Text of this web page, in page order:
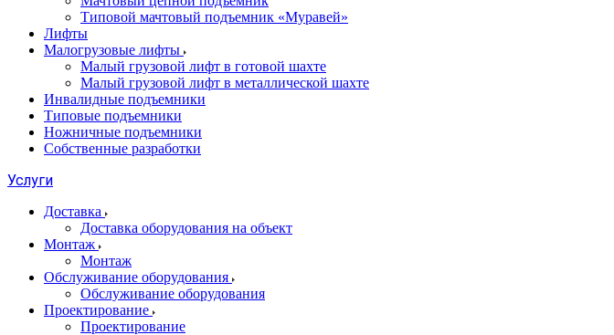
Типовой мачтовый подъемник «Муравей»
Лифты
Малогрузовые лифты
Малый грузовой лифт в готовой шахте
Малый грузовой лифт в металлической шахте
Инвалидные подъемники
Типовые подъемники
Ножничные подъемники
Собственные разработки
Услуги
Доставка
Доставка оборудования на объект
Монтаж
Монтаж
Обслуживание оборудования
Обслуживание оборудования
Проектирование
Проектирование